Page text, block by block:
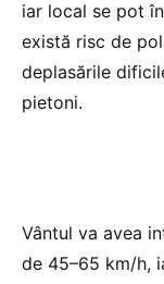
iar local se pot
există risc de
deplasările
pietoni.
Vântul va avea
de 45–65 km/h,